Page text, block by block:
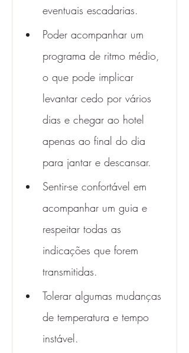
eventuais escadarias.
Poder acompanhar um
programa de ritmo médio,
o que pode implicar
levantar cedo por vários
dias e chegar ao hotel
apenas ao final do dia
para jantar e descansar.
Sentir-se confortável em
acompanhar um guia e
respeitar todas as
indicações que forem
transmitidas.
Tolerar algumas mudanças
de temperatura e tempo
instável.